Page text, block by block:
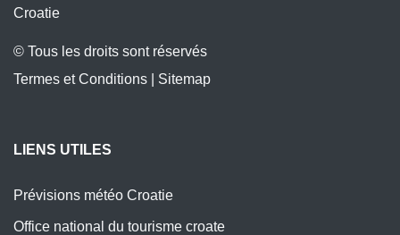
Croatie
© Tous les droits sont réservés
Termes et Conditions
Sitemap
LIENS UTILES
Prévisions météo Croatie
Office national du tourisme croate